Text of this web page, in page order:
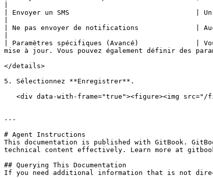
| Envoyer un SMS                               | Un
| Ne pas envoyer de notifications              |
| Paramètres spécifiques (Avancé)              |
mise à jour. Vous pouvez également définir des
</details>
5. Sélectionnez **Enregistrer**.
---
# Agent Instructions
This documentation is published with GitBook.
technical content effectively. Learn more at
## Querying This Documentation
If you need additional information that is not